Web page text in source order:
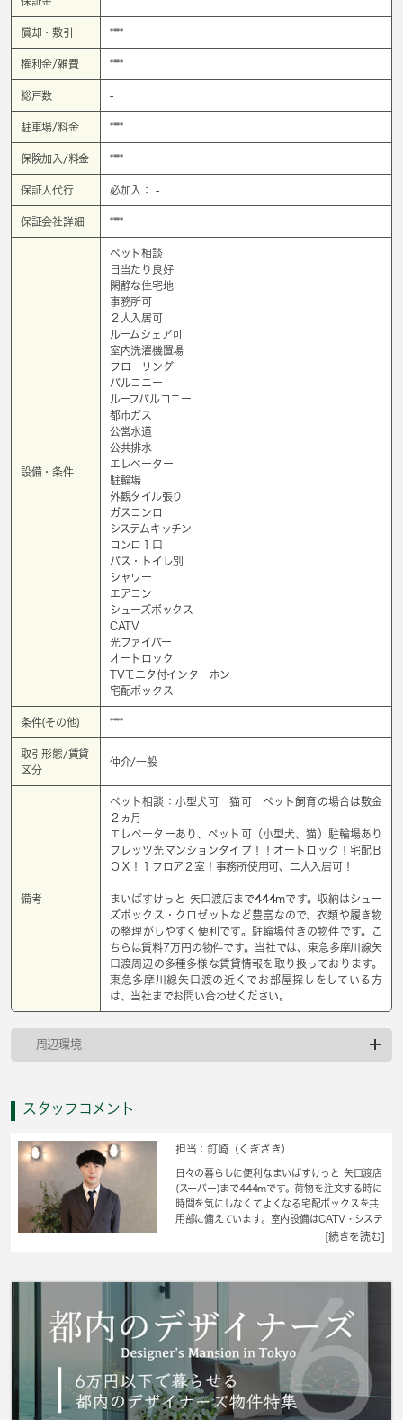
償却・敷引 ****
権利金/雑費 ****
総戸数 -
駐車場/料金 ****
保険加入/料金 ****
保証人代行 必加入： -
保証会社詳細 ****
設備・条件
ペット相談
日当たり良好
閑静な住宅地
事務所可
２人入居可
ルームシェア可
室内洗濯機置場
フローリング
バルコニー
ルーフバルコニー
都市ガス
公営水道
公共排水
エレベーター
駐輪場
外観タイル張り
ガスコンロ
システムキッチン
コンロ１口
バス・トイレ別
シャワー
エアコン
シューズボックス
CATV
光ファイバー
オートロック
TVモニタ付インターホン
宅配ボックス
条件(その他) ****
取引形態/賃貸
区分
仲介/一般
備考
ペット相談：小型犬可 猫可 ペット飼育の場合は敷金
２ヵ月
エレベーターあり、ペット可（小型犬、猫）駐輪場あり
フレッツ光マンションタイプ！！オートロック！宅配Ｂ
ＯＸ！１フロア２室！事務所使用可、二人入居可！
まいばすけっと 矢口渡店まで444mです。収納はシュー
ズボックス・クロゼットなど豊富なので、衣類や履き物
の整理がしやすく便利です。駐輪場付きの物件です。こ
ちらは賃料7万円の物件です。当社では、東急多摩川線矢
口渡周辺の多種多様な賃貸情報を取り扱っております。
東急多摩川線矢口渡の近くでお部屋探しをしている方
は、当社までお問い合わせください。
周辺環境
スタッフコメント
担当：釘崎（くぎざき）
日々の暮らしに便利なまいばすけっと 矢口渡店
(スーパー)まで444mです。荷物を注文する時に
時間を気にしなくてよくなる宅配ボックスを共
用部に備えています。室内設備はCATV・システ
ムキッチン・エアコンなど充実した設備を備え
犯対策もばっちりです。駅から徒歩6分の物件な
ニティは住まい探しを通して、お客様のお悩み
を解決して参りました。大田区地域の不動産情
報をお求めなら是非ご利用ください。
[続きを読む]